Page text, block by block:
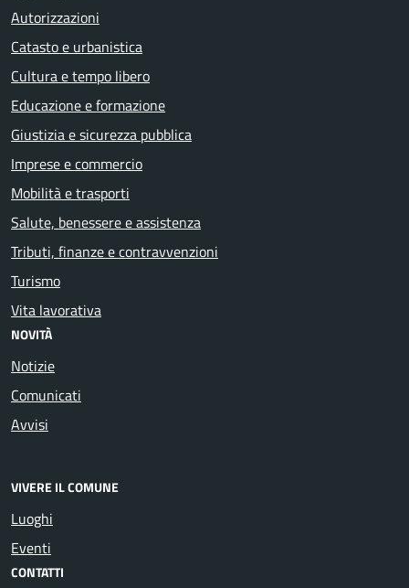
Autorizzazioni
Catasto e urbanistica
Cultura e tempo libero
Educazione e formazione
Giustizia e sicurezza pubblica
Imprese e commercio
Mobilità e trasporti
Salute, benessere e assistenza
Tributi, finanze e contravvenzioni
Turismo
Vita lavorativa
NOVITÀ
Notizie
Comunicati
Avvisi
VIVERE IL COMUNE
Luoghi
Eventi
CONTATTI